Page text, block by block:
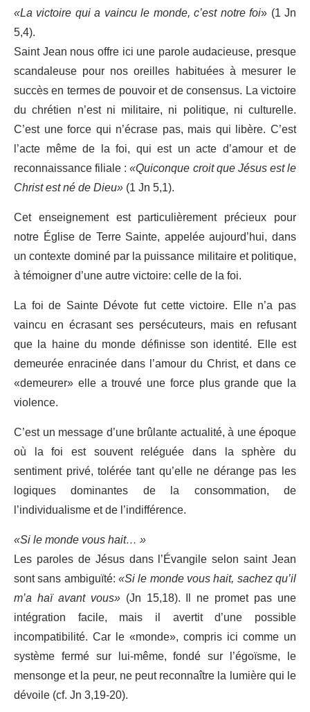
«La victoire qui a vaincu le monde, c’est notre foi» (1 Jn
5,4).
Saint Jean nous offre ici une parole audacieuse, presque
scandaleuse pour nos oreilles habituées à mesurer le
succès en termes de pouvoir et de consensus. La victoire
du chrétien n’est ni militaire, ni politique, ni culturelle.
C’est une force qui n’écrase pas, mais qui libère. C’est
l’acte même de la foi, qui est un acte d’amour et de
reconnaissance filiale :«Quiconque croit que Jésus est le
Christ est né de Dieu»(1 Jn 5,1).
Cet enseignement est particulièrement précieux pour
notre Église de Terre Sainte, appelée aujourd’hui, dans
un contexte dominé par la puissance militaire et politique,
à témoigner d’une autre victoire: celle de la foi.
La foi de Sainte Dévote fut cette victoire. Elle n’a pas
vaincu en écrasant ses persécuteurs, mais en refusant
que la haine du monde définisse son identité. Elle est
demeurée enracinée dans l’amour du Christ, et dans ce
«demeurer» elle a trouvé une force plus grande que la
violence.
C’est un message d’une brûlante actualité, à une époque
où la foi est souvent reléguée dans la sphère du
sentiment privé, tolérée tant qu’elle ne dérange pas les
logiques dominantes de la consommation, de
l’individualisme et de l’indifférence.
«Si le monde vous hait… »
Les paroles de Jésus dans l’Évangile selon saint Jean
sont sans ambiguïté:«Si le monde vous hait, sachez qu’il
m’a haï avant vous»(Jn 15,18). Il ne promet pas une
intégration facile, mais il avertit d’une possible
incompatibilité. Car le «monde», compris ici comme un
système fermé sur lui-même, fondé sur l’égoïsme, le
mensonge et la peur, ne peut reconnaître la lumière qui le
dévoile (cf. Jn 3,19-20).